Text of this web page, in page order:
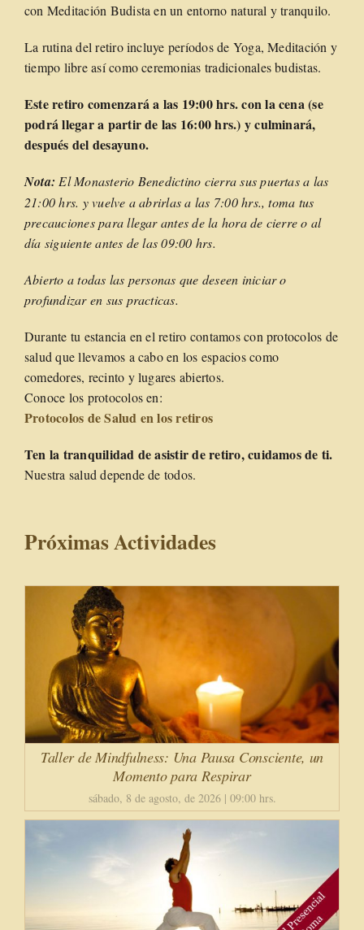
con Meditación Budista en un entorno natural y tranquilo.
La rutina del retiro incluye períodos de Yoga, Meditación y
tiempo libre así como ceremonias tradicionales budistas.
Este retiro comenzará a las 19:00 hrs. con la cena (se
podrá llegar a partir de las 16:00 hrs.) y culminará,
después del desayuno.
Nota: El Monasterio Benedictino cierra sus puertas a las
21:00 hrs. y vuelve a abrirlas a las 7:00 hrs., toma tus
precauciones para llegar antes de la hora de cierre o al
día siguiente antes de las 09:00 hrs.
Abierto a todas las personas que deseen iniciar o
profundizar en sus practicas.
Durante tu estancia en el retiro contamos con protocolos de
salud que llevamos a cabo en los espacios como
comedores, recinto y lugares abiertos.
Conoce los protocolos en:
Protocolos de Salud en los retiros
Ten la tranquilidad de asistir de retiro, cuidamos de ti.
Nuestra salud depende de todos.
Próximas Actividades
Taller de Mindfulness: Una Pausa Consciente, un
Momento para Respirar
sábado, 8 de agosto, de 2026 | 09:00 hrs.